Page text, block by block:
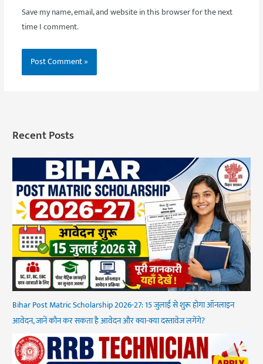
Save my name, email, and website in this browser for the next
time I comment.
Recent Posts
Bihar Post Matric Scholarship 2026-27: 15 जुलाई से शुरू होगा ऑनलाइन
आवेदन, जानें कौन कर सकता है आवेदन और क्या-क्या दस्तावेज लगेंगे?